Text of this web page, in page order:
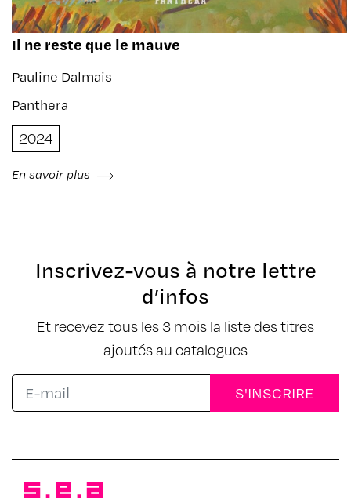
Il ne reste que le mauve
Pauline Dalmais
Panthera
2024
En savoir plus
Inscrivez-vous à notre lettre
d’infos
Et recevez tous les 3 mois la liste des titres
ajoutés au catalogues